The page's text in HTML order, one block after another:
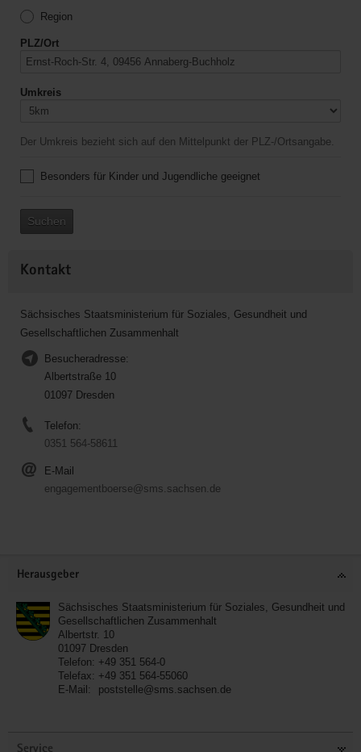
Region
PLZ/Ort
Umkreis
Der Umkreis bezieht sich auf den Mittelpunkt der PLZ-/Ortsangabe.
Besonders für Kinder und Jugendliche geeignet
Suchen
Kontakt
Sächsisches Staatsministerium für Soziales, Gesundheit und
Gesellschaftlichen Zusammenhalt
Besucheradresse:
Albertstraße 10
01097 Dresden
Telefon:
0351 564-58611
E-Mail
engagementboerse@sms.sachsen.de
Herausgeber
Sächsisches Staatsministerium für Soziales, Gesundheit und
Gesellschaftlichen Zusammenhalt
Albertstr. 10
01097 Dresden
Telefon: +49 351 564-0
Telefax: +49 351 564-55060
E-Mail:
poststelle@sms.sachsen.de
Service